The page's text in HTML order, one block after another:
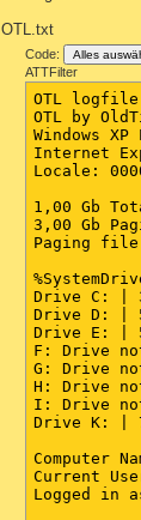
O22 -
O22 -
O23 -
O23 -
O23 -
O23 -
O23 -
O23 -
O23 -
O23 -
O23 -
O23 -
O23 -
O23 -
O23 -
O23 -
O23 -
--
End of file
OTL.txt
Code: Alles
ATTFilter
OTL logfile
OTL by
Windows
Internet
Locale:
1,00 Gb
3,00 Gb
Paging
Drive C: |
Drive D: |
Drive E: |
F: Drive
G: Drive
H: Drive
I: Drive
Drive K: |
Computer
Current
Logged in